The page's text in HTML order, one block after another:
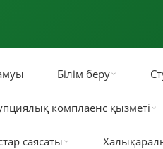
Білім беру
комплаенс қызметі
саясаты